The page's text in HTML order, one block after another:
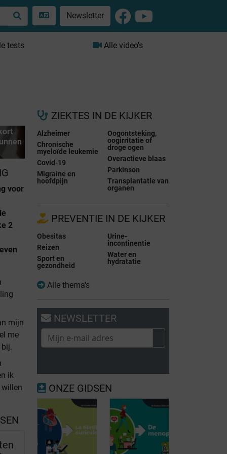
Newsletter
tests Alle video's
voor
2
mijn
me
bij.
ik
willen
ZIEKTES IN DE KIJKER
Alzheimer
Chronische
myeloïde leukemie
Covid-19
Migraine en
hoofdpijn
Oogontsteking,
oogirritatie of
droge ogen
Overactieve blaas
Parkinson
Transplantatie van
organen
PREVENTIE IN DE KIJKER
Obesitas
Reizen
Sport en
gezondheid
Urine-
incontinentie
Water en
hydratatie
Alle thema's
NEWSLETTER
ONZE GIDSEN